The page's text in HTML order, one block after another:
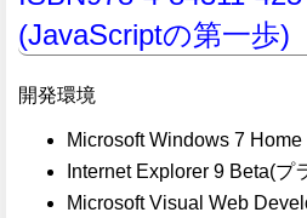
(JavaScriptの第一歩)
開発環境
Microsoft Windows 7
Internet Explorer 9 Beta(プ
Microsoft Visual Web